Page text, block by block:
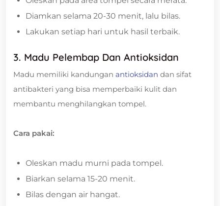
Diamkan selama 20-30 menit, lalu bilas.
Lakukan setiap hari untuk hasil terbaik.
3. Madu Pelembap Dan Antioksidan
Madu memiliki kandungan antioksidan dan sifat
antibakteri yang bisa memperbaiki kulit dan
membantu menghilangkan tompel.
Cara pakai:
Oleskan madu murni pada tompel.
Biarkan selama 15-20 menit.
Bilas dengan air hangat.